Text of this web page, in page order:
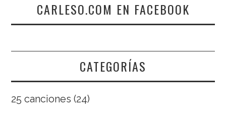
CARLESO.COM EN FACEBOOK
CATEGORÍAS
25 canciones (24)